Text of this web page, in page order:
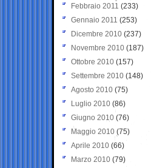
Febbraio 2011 (233)
Gennaio 2011 (253)
Dicembre 2010 (237)
Novembre 2010 (187)
Ottobre 2010 (157)
Settembre 2010 (148)
Agosto 2010 (75)
Luglio 2010 (86)
Giugno 2010 (76)
Maggio 2010 (75)
Aprile 2010 (66)
Marzo 2010 (79)